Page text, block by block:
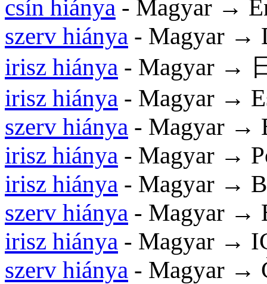
csín hiánya - Magyar →
szerv hiánya - Magyar →
irisz hiánya - Magyar →
irisz hiánya - Magyar →
szerv hiánya - Magyar →
irisz hiánya - Magyar →
irisz hiánya - Magyar →
szerv hiánya - Magyar →
irisz hiánya - Magyar →
szerv hiánya - Magyar →